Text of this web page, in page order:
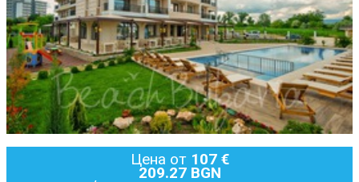
Цена от 107 €
209.27 BGN